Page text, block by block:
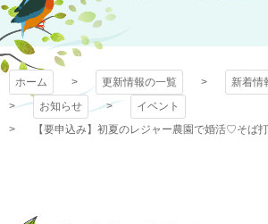
プ
ホーム 更新情報の一覧
新着情
お知らせ
イベント
【要申込み】初夏のレジャー農園で婚活♡そば